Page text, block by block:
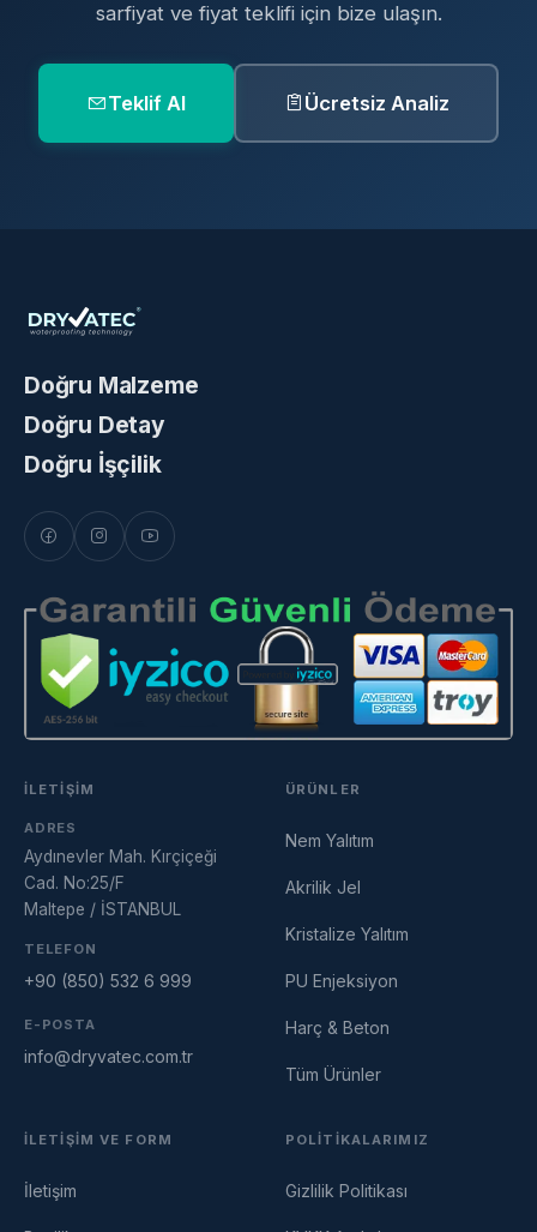
sarfiyat ve fiyat teklifi için bize ulaşın.
Teklif Al Ücretsiz Analiz
Doğru Malzeme
Doğru Detay
Doğru İşçilik
İLETIŞIM
ADRES
Aydınevler Mah. Kırçiçeği
Cad. No:25/F
Maltepe / İSTANBUL
TELEFON
+90 (850) 532 6 999
E-POSTA
info@dryvatec.com.tr
ÜRÜNLER
Nem Yalıtım
Akrilik Jel
Kristalize Yalıtım
PU Enjeksiyon
Harç & Beton
Tüm Ürünler
İLETIŞIM VE FORM
İletişim
POLITIKALARIMIZ
Gizlilik Politikası
Cevrimici — Yardimci olmak icin buradayim